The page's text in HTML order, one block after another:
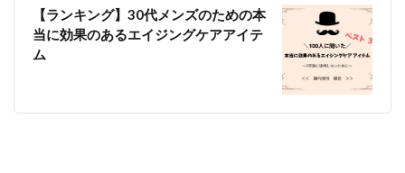
【ランキング】30代メンズのための本
当に効果のあるエイジングケアアイテ
ム